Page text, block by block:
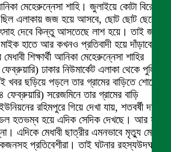
মেহেরুন্নেসা শাহি। জুলাইয়ে কোটা বিরোধী
এলাকায় জজ হয়ে আসবে, ছোট ছোট ছেলে-
দেবে কিন্তু আসতেছে লাশ হয়ে। তাই জজ
হাতে আর কখনও প্রতিবাদী হয়ে দাঁড়াবে
শিক্ষার্থী আনিকা মেহেরুন্নেসা শাহির
ঢাকার নিউমার্কেট এলাকা থেকে পুলিশ
ছড়িয়ে পড়লে তার গ্রামের বাড়িতে শোকের
সরেজমিনে তার গ্রামের বাড়ি
রহিমপুরে গিয়ে দেখা যায়, শতবর্ষী দাদা
হতভম্ব হয়ে এদিক সেদিক দেখছে। আর ফুফু
এদিকে মেধাবী ছাত্রীর এমনভাবে মৃত্যু মেনে
প্রতিবেশীরা। তাই ঘটনার রহস্যউদঘাটন